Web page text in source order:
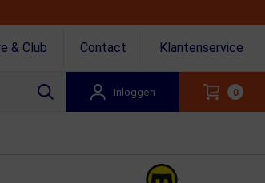
& Club Contact Klantenservice
Inloggen 0